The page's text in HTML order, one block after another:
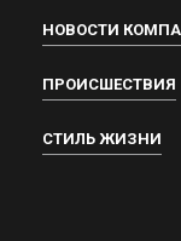
НОВОСТИ
ПРОИСШЕСТВИЯ
СТИЛЬ ЖИЗНИ